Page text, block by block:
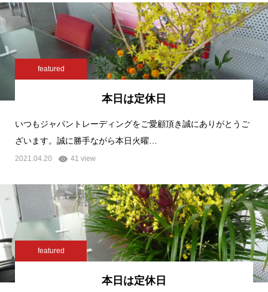
featured
本日は定休日
いつもジャパントレーディングをご愛顧頂き誠にありがとうご
ざいます。誠に勝手ながら本日火曜…
2021.04.20 41 view
featured
本日は定休日